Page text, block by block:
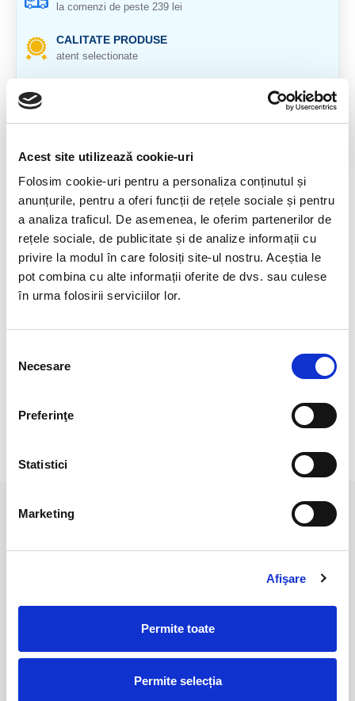
Acest site utilizează cookie-uri
Folosim cookie-uri pentru a personaliza conținutul și
anunțurile, pentru a oferi funcții de rețele sociale și pentru
a analiza traficul. De asemenea, le oferim partenerilor de
rețele sociale, de publicitate și de analize informații cu
privire la modul în care folosiți site-ul nostru. Aceștia le
pot combina cu alte informații oferite de dvs. sau culese
în urma folosirii serviciilor lor.
consimțământului
Necesare
Preferinţe
Statistici
Marketing
Afişare
Permite toate
Permite selecția
la comenzi de peste 239 lei
CALITATE PRODUSE
atent selectionate
pentru toate produsele
ORIGINE: KHARAN
CRISTAL NATURAL 100%
CRISTAL UNICAT. VETI PRIMI EXACT
PRODUSUL DIN IMAGINE.
FUNCTIE DE REZOLUTIA
MOBILULUI/TABLETEI/LAPTOPULUI
PRODUSE ASEMANATOARE